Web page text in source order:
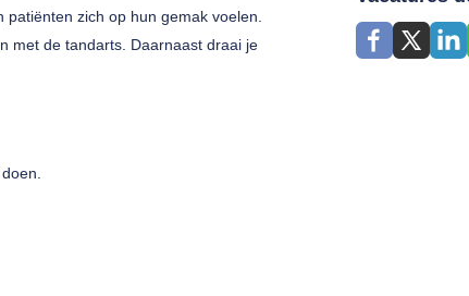
zich op hun gemak voelen.
met de tandarts. Daarnaast draai je